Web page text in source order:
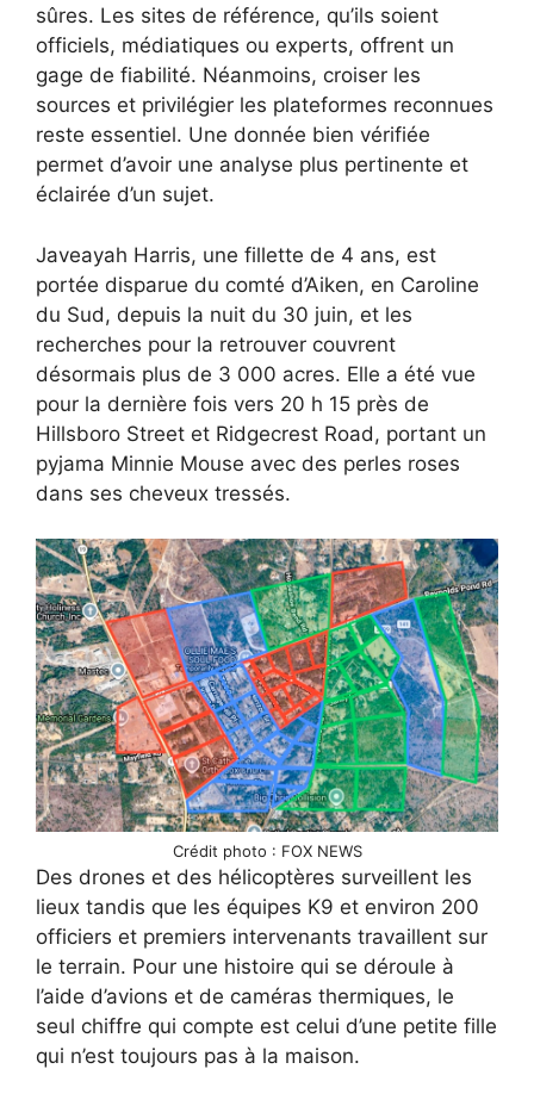
sûres. Les sites de référence, qu’ils soient
officiels, médiatiques ou experts, offrent un
gage de fiabilité. Néanmoins, croiser les
sources et privilégier les plateformes reconnues
reste essentiel. Une donnée bien vérifiée
permet d’avoir une analyse plus pertinente et
éclairée d’un sujet.
Javeayah Harris, une fillette de 4 ans, est
portée disparue du comté d’Aiken, en Caroline
du Sud, depuis la nuit du 30 juin, et les
recherches pour la retrouver couvrent
désormais plus de 3 000 acres. Elle a été vue
pour la dernière fois vers 20 h 15 près de
Hillsboro Street et Ridgecrest Road, portant un
pyjama Minnie Mouse avec des perles roses
dans ses cheveux tressés.
Crédit photo : FOX NEWS
Des drones et des hélicoptères surveillent les
lieux tandis que les équipes K9 et environ 200
officiers et premiers intervenants travaillent sur
le terrain. Pour une histoire qui se déroule à
l’aide d’avions et de caméras thermiques, le
seul chiffre qui compte est celui d’une petite fille
qui n’est toujours pas à la maison.